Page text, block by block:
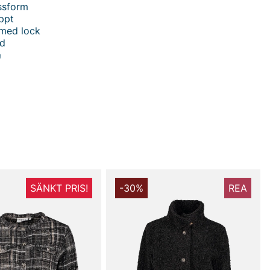
lock
från Tiger - En stilfull och funktionell kappa för dam
kalla dagar. Dessutom innehåller den 20% polyamid
och 3% andra fibrer för extra flexibilitet.
är fodrad med 100% viskos, vilket säkerställer en
huden.
designen inkluderar två fickor med lock för praktisk
ett klassiskt enkelsprund för extra rörlighet.
är inte bara en modeikoni; den är också en praktisk
SÄNKT PRIS! -30% REA